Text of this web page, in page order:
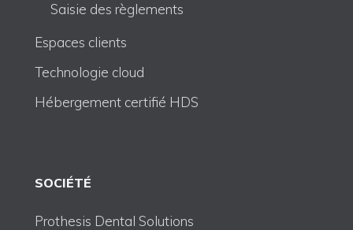
Saisie des règlements
Espaces clients
Technologie cloud
Hébergement certifié HDS
SOCIÉTÉ
Prothesis Dental Solutions